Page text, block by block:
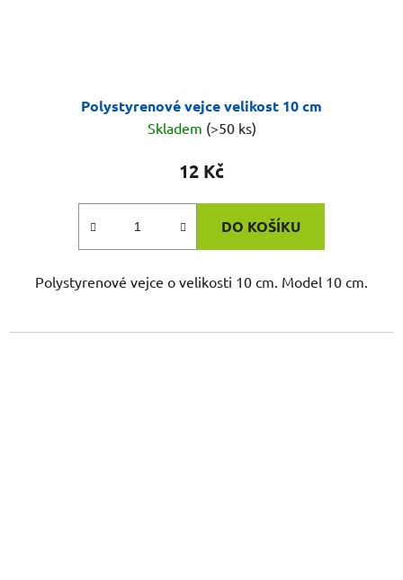
Polystyrenové vejce velikost 10 cm
Skladem (>50 ks)
12 Kč
DO KOŠÍKU
Polystyrenové vejce o velikosti 10 cm. Model 10 cm.